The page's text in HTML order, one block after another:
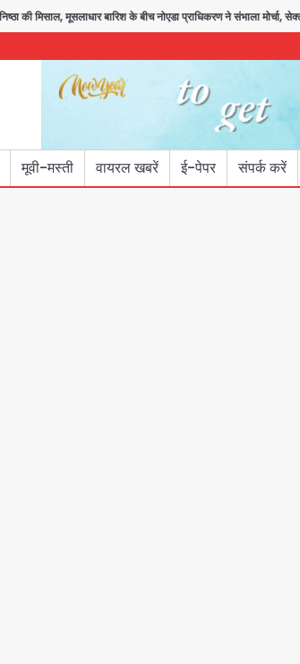
मूसलाधार बारिश के बीच नोएडा प्राधिकरण ने संभाला मोर्चा, सेक्टर
मूवी-मस्ती वायरल खबरें ई-पेपर संपर्क करें